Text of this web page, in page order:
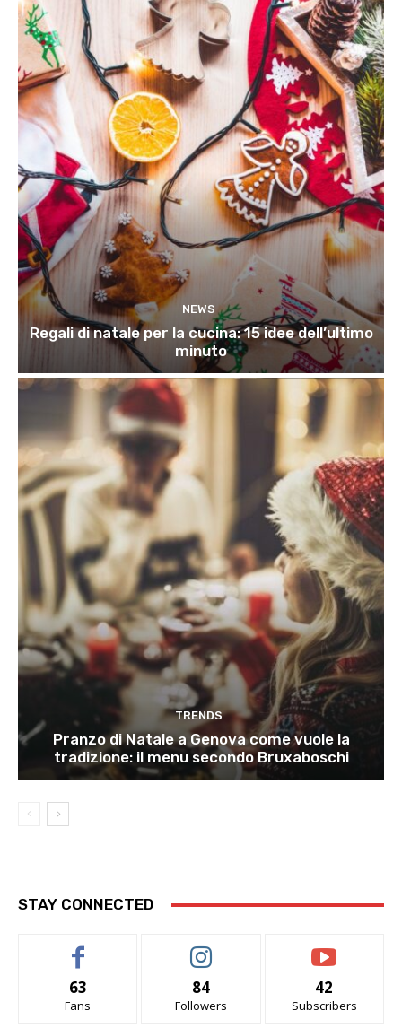
NEWS
Regali di natale per la cucina: 15 idee dell’ultimo
minuto
TRENDS
Pranzo di Natale a Genova come vuole la
tradizione: il menu secondo Bruxaboschi
STAY CONNECTED
63
Fans
84
Followers
42
Subscribers